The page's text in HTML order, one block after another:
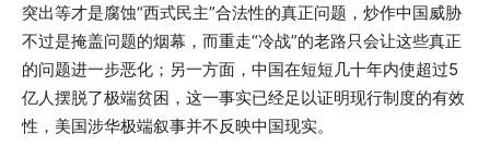
突出等才是腐蚀“西式民主”合法性的真正问题，炒作中国威胁
不过是掩盖问题的烟幕，而重走“冷战”的老路只会让这些真正
的问题进一步恶化；另一方面，中国在短短几十年内使超过5
亿人摆脱了极端贫困，这一事实已经足以证明现行制度的有效
性，美国涉华极端叙事并不反映中国现实。